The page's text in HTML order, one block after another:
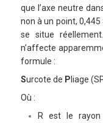
que l’axe neutre
non à un point, 0,445
se situe
n’affecte
formule :
Surcote de P liage
Où :
R est le rayon